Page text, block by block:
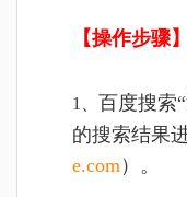
【操作步骤】
1、 百度搜索
的搜索结果
e.com ）。